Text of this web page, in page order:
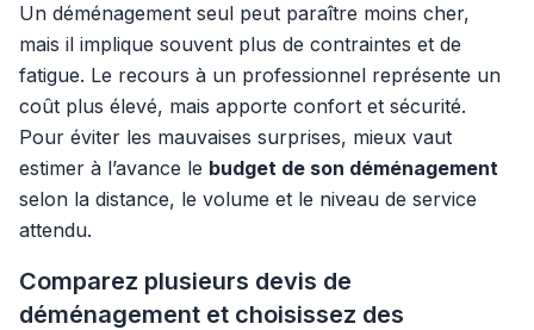
Un déménagement seul peut paraître moins cher,
mais il implique souvent plus de contraintes et de
fatigue. Le recours à un professionnel représente un
coût plus élevé, mais apporte confort et sécurité.
Pour éviter les mauvaises surprises, mieux vaut
estimer à l’avance le budget de son déménagement
selon la distance, le volume et le niveau de service
attendu.
Comparez plusieurs devis de
déménagement et choisissez des